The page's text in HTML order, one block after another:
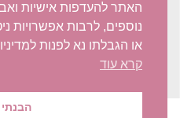
ביטול עסקה – החזרות /
הצהרת נגישות
האתר להעדפות אישיות
נוספים, לרבות אפשרויות
או הגבלתו נא לפנות
קרא עוד
הבנתי